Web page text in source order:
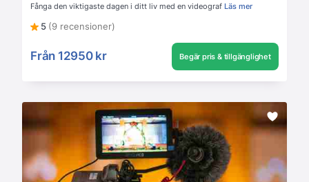
Fånga den viktigaste dagen i ditt liv med en videograf Läs mer
5 (9 recensioner)
Från 12950 kr Begär pris & tillgänglighet